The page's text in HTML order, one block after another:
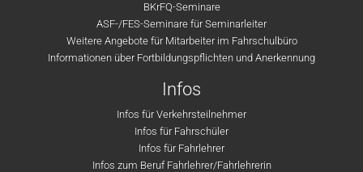
BKrFQ-Seminare
ASF-/FES-Seminare für Seminarleiter
Weitere Angebote für Mitarbeiter im Fahrschulbüro
Informationen über Fortbildungspflichten und Anerkennung
Infos
Infos für Verkehrsteilnehmer
Infos für Fahrschüler
Infos für Fahrlehrer
Infos zum Beruf Fahrlehrer/Fahrlehrerin